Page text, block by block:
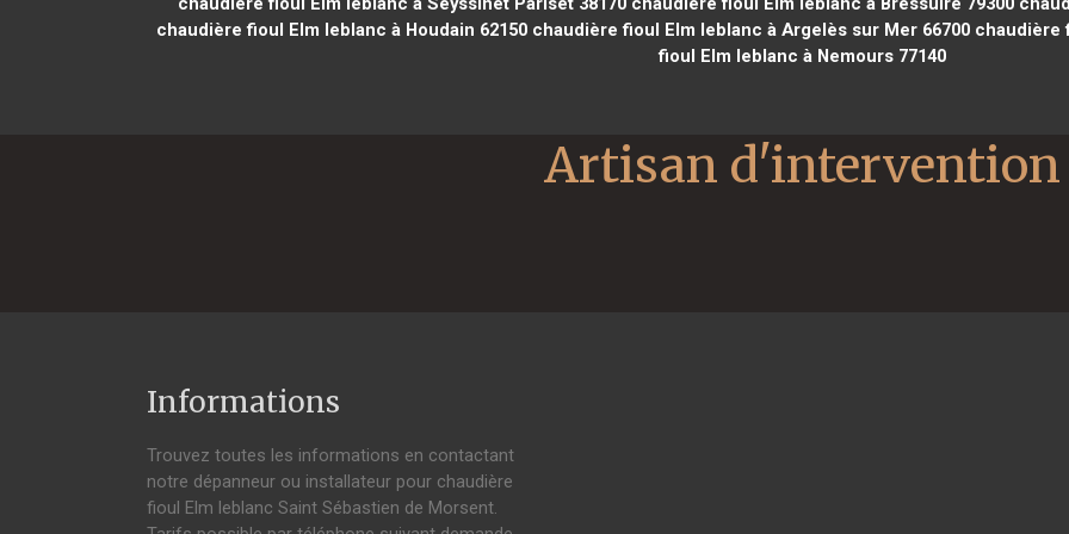
chaudière fioul Elm leblanc à Houdain 62150 chaudière fioul Elm leblanc à Argelès sur Mer 66700 chaudière
fioul Elm leblanc à Nemours 77140
Informations
Trouvez toutes les informations en contactant
notre dépanneur ou installateur pour chaudière
fioul Elm leblanc Saint Sébastien de Morsent.
Artisan d'intervention